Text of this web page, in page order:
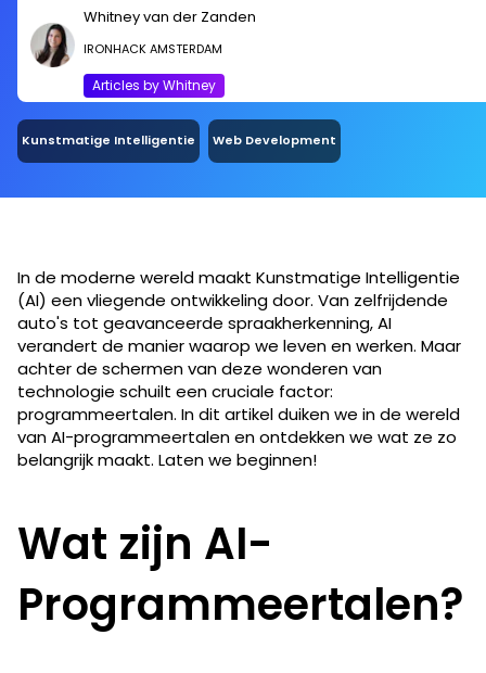
Whitney van der Zanden
IRONHACK AMSTERDAM
Articles by Whitney
Kunstmatige Intelligentie Web Development
In de moderne wereld maakt Kunstmatige Intelligentie
(AI) een vliegende ontwikkeling door. Van zelfrijdende
auto's tot geavanceerde spraakherkenning, AI
verandert de manier waarop we leven en werken. Maar
achter de schermen van deze wonderen van
technologie schuilt een cruciale factor:
programmeertalen. In dit artikel duiken we in de wereld
van AI-programmeertalen​​ en ontdekken we wat ze zo
belangrijk maakt. Laten we beginnen!
Wat zijn AI-
Programmeertalen​?